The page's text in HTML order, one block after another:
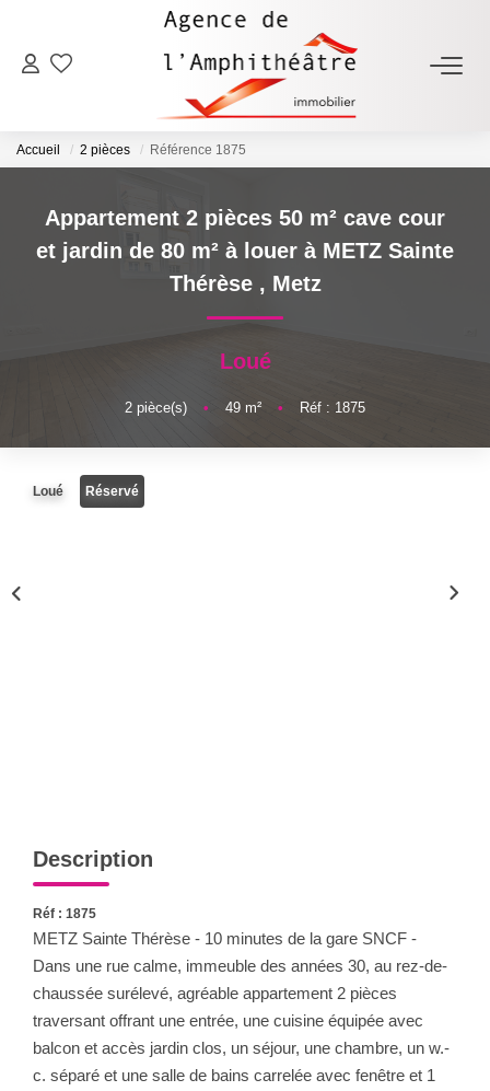
ACHETER
ESTIMER
NOTRE AGENCE
Accueil 2 pièces Référence 1875
Appartement 2 pièces 50 m² cave cour
et jardin de 80 m² à louer à METZ Sainte
Thérèse , Metz
Loué
2 pièce(s) • 49 m² • Réf : 1875
Loué Réservé
Description
Réf : 1875
METZ Sainte Thérèse - 10 minutes de la gare SNCF -
Dans une rue calme, immeuble des années 30, au rez-de-
chaussée surélevé, agréable appartement 2 pièces
traversant offrant une entrée, une cuisine équipée avec
balcon et accès jardin clos, un séjour, une chambre, un w.-
c. séparé et une salle de bains carrelée avec fenêtre et 1